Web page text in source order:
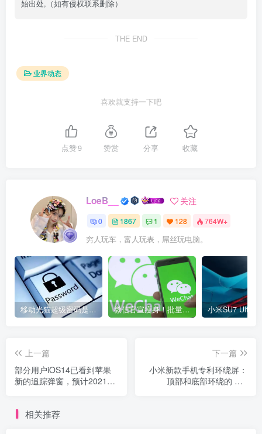
始出处,（如有侵权联系删除）
THE END
业界动态
喜欢就支持一下吧
点赞9 赞赏 分享 收藏
LoeB__ 关注
0 1867 1 128 764W+
穷人玩车，富人玩表，屌丝玩电脑。
移动光猫超级密码是多少？移动光猫超级管理员后台账号与密码 微信官宣瘦身！批量清理原图新功能来了 安卓、iOS均可使用
上一篇
部分用户iOS14已看到苹果
新的追踪弹窗，预计2021年
下一篇
小米新款手机专利环绕屏：
顶部和底部环绕的 Mix
相关推荐